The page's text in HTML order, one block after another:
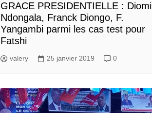
GRACE PRESIDENTIELLE : Diomi
Ndongala, Franck Diongo, F.
Yangambi parmi les cas test pour
Fatshi
valery 25 janvier 2019 0